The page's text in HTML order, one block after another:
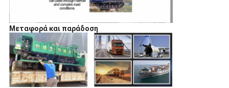
Μεταφορά και παράδοση